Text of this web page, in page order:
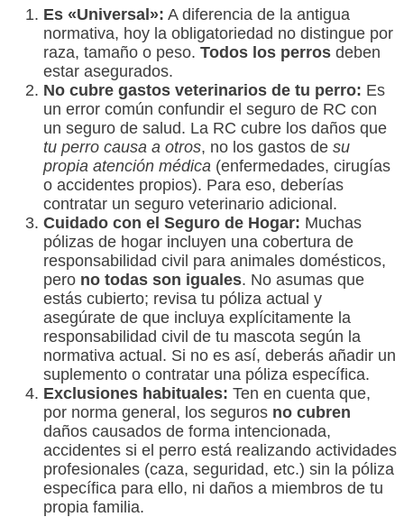
Es «Universal»: A diferencia de la antigua
normativa, hoy la obligatoriedad no distingue por
raza, tamaño o peso. Todos los perros deben
estar asegurados.
No cubre gastos veterinarios de tu perro: Es
un error común confundir el seguro de RC con
un seguro de salud. La RC cubre los daños que
tu perro causa a otros, no los gastos de su
propia atención médica (enfermedades, cirugías
o accidentes propios). Para eso, deberías
contratar un seguro veterinario adicional.
Cuidado con el Seguro de Hogar: Muchas
pólizas de hogar incluyen una cobertura de
responsabilidad civil para animales domésticos,
pero no todas son iguales. No asumas que
estás cubierto; revisa tu póliza actual y
asegúrate de que incluya explícitamente la
responsabilidad civil de tu mascota según la
normativa actual. Si no es así, deberás añadir un
suplemento o contratar una póliza específica.
Exclusiones habituales: Ten en cuenta que,
por norma general, los seguros no cubren
daños causados de forma intencionada,
accidentes si el perro está realizando actividades
profesionales (caza, seguridad, etc.) sin la póliza
específica para ello, ni daños a miembros de tu
propia familia.